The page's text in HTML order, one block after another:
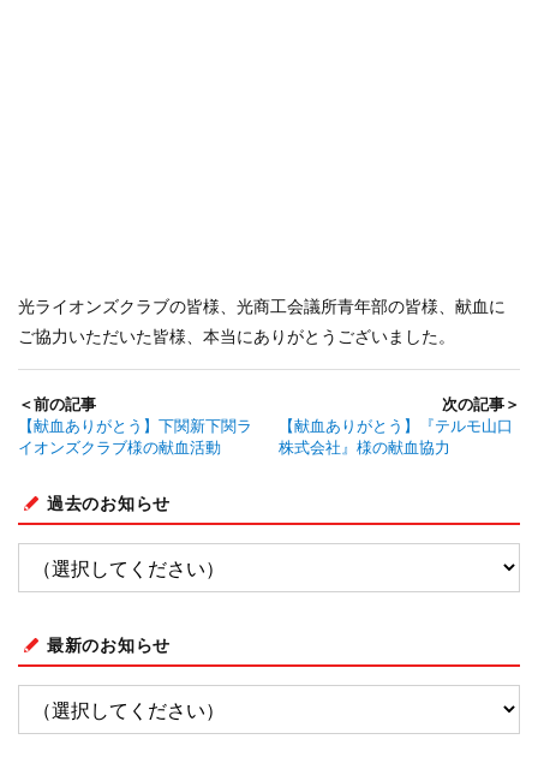
光ライオンズクラブの皆様、光商工会議所青年部の皆様、献血に
ご協力いただいた皆様、本当にありがとうございました。
＜前の記事
【献血ありがとう】下関新下関ラ
イオンズクラブ様の献血活動
次の記事＞
【献血ありがとう】『テルモ山口
株式会社』様の献血協力
過去のお知らせ
最新のお知らせ